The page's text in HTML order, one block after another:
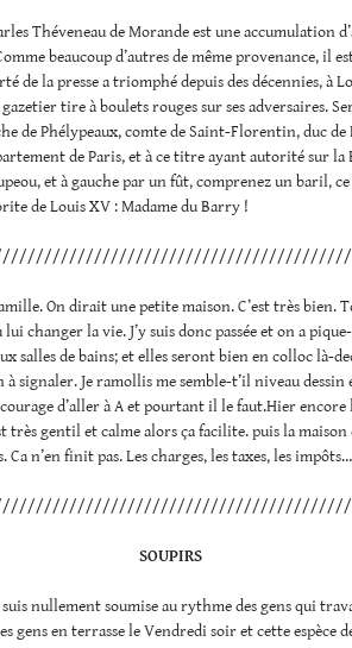
Théveneau de Morande est une accumulation
beaucoup d’autres de même provenance, il
de la presse a triomphé depuis des décennies, à
tire à boulets rouges sur ses adversaires.
de Phélypeaux, comte de Saint-Florentin, duc
de Paris, et à ce titre ayant autorité sur la
et à gauche par un fût, comprenez un baril,
de Louis XV : Madame du Barry !
On dirait une petite maison. C’est très bien.
changer la vie. J’y suis donc passée et on a
salles de bains; et elles seront bien en colloc là-
signaler. Je ramollis me semble-t’il niveau dessin
courage d’aller à A et pourtant il le faut.Hier
très gentil et calme alors ça facilite. puis la maison
Ca n’en finit pas. Les charges, les taxes, les impôts…
SOUPIRS
nullement soumise au rythme des gens qui
gens en terrasse le Vendredi soir et cette espèce